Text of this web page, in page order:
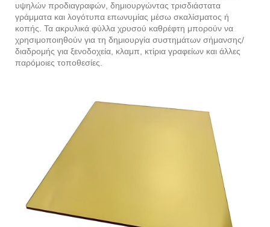
υψηλών προδιαγραφών, δημιουργώντας τρισδιάστατα
γράμματα και λογότυπα επωνυμίας μέσω σκαλίσματος ή
κοπής. Τα ακρυλικά φύλλα χρυσού καθρέφτη μπορούν να
χρησιμοποιηθούν για τη δημιουργία συστημάτων σήμανσης/
διαδρομής για ξενοδοχεία, κλαμπ, κτίρια γραφείων και άλλες
παρόμοιες τοποθεσίες.